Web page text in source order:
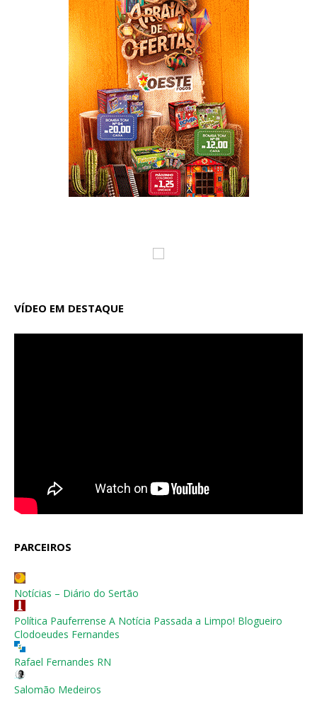
VÍDEO EM DESTAQUE
PARCEIROS
Notícias – Diário do Sertão
Política Pauferrense A Notícia Passada a Limpo! Blogueiro
Clodoeudes Fernandes
Rafael Fernandes RN
Salomão Medeiros